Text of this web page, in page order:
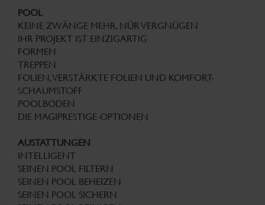
POOL
KEINE ZWÄNGE MEHR, NÜR VERGNÜGEN
IHR PROJEKT IST EINZIGARTIG
FORMEN
TREPPEN
FOLIEN, VERSTÄRKTE FOLIEN UND KOMFORT-
SCHAUMSTOFF
POOLBODEN
DIE MAGIPRESTIGE-OPTIONEN
AUSTATTUNGEN
INTELLIGENT
SEINEN POOL FILTERN
SEINEN POOL BEHEIZEN
SEINEN POOL SICHERN